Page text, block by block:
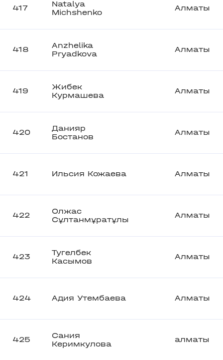
417
Natalya
Michshenko
Алматы
418
Anzhelika
Pryadkova
Алматы
419
Жибек
Курмашева
Алматы
420
Данияр
Бостанов
Алматы
421 Ильсия Кожаева Алматы
422
Олжас
Сұлтанмұратұлы
Алматы
423
Тугелбек
Касымов
Алматы
424 Адия Утембаева Алматы
425
Сания
Керимкулова
алматы